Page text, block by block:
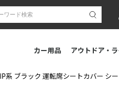
カー用品 アウトドア・
系 ブラック 運転席シートカバー